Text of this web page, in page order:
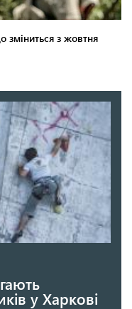
у Харкові